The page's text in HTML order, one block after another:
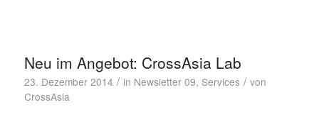
Neu im Angebot: CrossAsia Lab
23. Dezember 2014 / in Newsletter 09, Services / von
CrossAsia